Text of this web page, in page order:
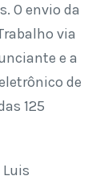
O envio da
via
e a
de
125